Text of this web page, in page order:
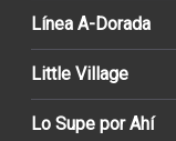
Línea A-Dorada
Little Village
Lo Supe por Ahí